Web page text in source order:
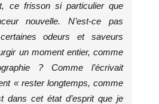
ce frisson si particulier que
nouvelle. N’est-ce pas
odeurs et saveurs
un moment entier, comme
? Comme l’écrivait
« rester longtemps, comme
dans cet état d’esprit que je